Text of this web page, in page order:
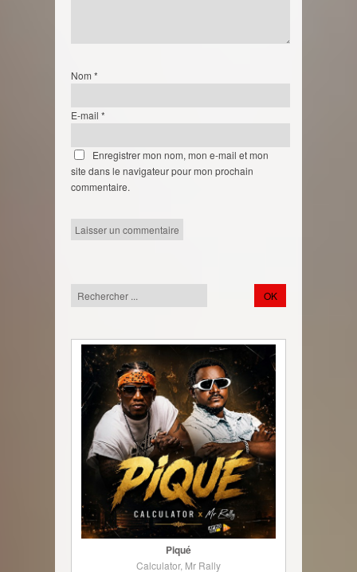
Nom *
E-mail *
Enregistrer mon nom, mon e-mail et mon
site dans le navigateur pour mon prochain
commentaire.
Piqué
Calculator, Mr Rally